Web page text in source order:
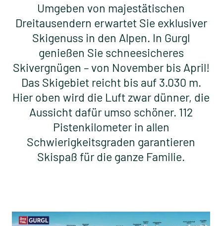
Umgeben von majestätischen
Dreitausendern erwartet Sie exklusiver
Skigenuss in den Alpen. In Gurgl
genießen Sie schneesicheres
Skivergnügen – von November bis April!
Das Skigebiet reicht bis auf 3.030 m.
Hier oben wird die Luft zwar dünner, die
Aussicht dafür umso schöner. 112
Pistenkilometer in allen
Schwierigkeitsgraden garantieren
Skispaß für die ganze Familie.